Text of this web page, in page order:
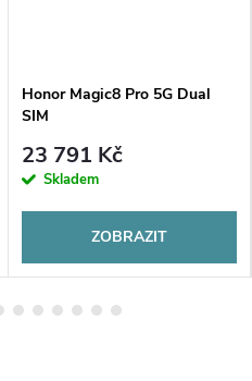
Honor Magic8 Pro 5G Dual
SIM
23 791 Kč
Skladem
ZOBRAZIT